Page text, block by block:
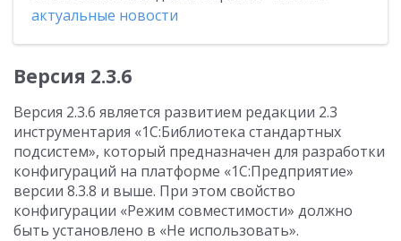
актуальные новости
Версия 2.3.6
Версия 2.3.6 является развитием редакции 2.3
инструментария «1С:Библиотека стандартных
подсистем», который предназначен для разработки
конфигураций на платформе «1С:Предприятие»
версии 8.3.8 и выше. При этом свойство
конфигурации «Режим совместимости» должно
быть установлено в «Не использовать».